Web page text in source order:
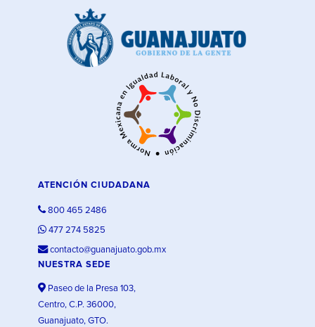
ATENCIÓN CIUDADANA
800 465 2486
477 274 5825
contacto@guanajuato.gob.mx
NUESTRA SEDE
Paseo de la Presa 103,
Centro, C.P. 36000,
Guanajuato, GTO.